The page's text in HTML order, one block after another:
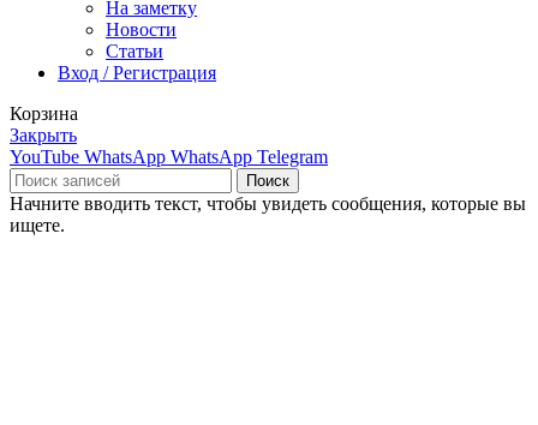
На заметку
Новости
Статьи
Вход / Регистрация
Корзина
Закрыть
YouTube WhatsApp WhatsApp Telegram
Поиск
Начните вводить текст, чтобы увидеть сообщения, которые вы
ищете.